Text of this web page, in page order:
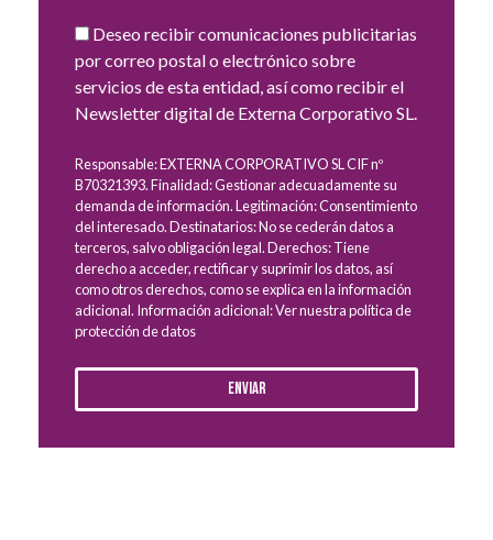
Deseo recibir comunicaciones publicitarias
por correo postal o electrónico sobre
servicios de esta entidad, así como recibir el
Newsletter digital de Externa Corporativo SL.
Responsable: EXTERNA CORPORATIVO SL CIF nº
B70321393. Finalidad: Gestionar adecuadamente su
demanda de información. Legitimación: Consentimiento
del interesado. Destinatarios: No se cederán datos a
terceros, salvo obligación legal. Derechos: Tiene
derecho a acceder, rectificar y suprimir los datos, así
como otros derechos, como se explica en la información
adicional. Información adicional: Ver nuestra política de
protección de datos
Enviar